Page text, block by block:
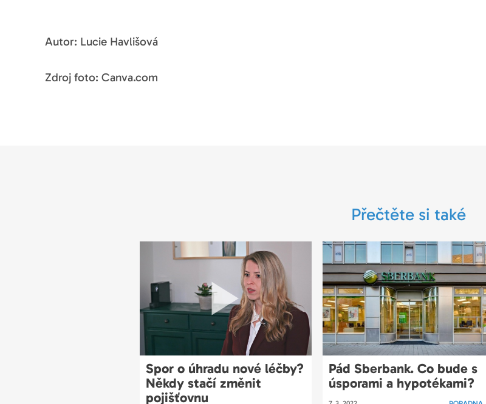
Autor: Lucie Havlišová
Zdroj foto: Canva.com
Přečtěte si také
Spor o úhradu nové léčby?
Někdy stačí změnit
pojišťovnu
Pád Sberbank. Co bude s
úsporami a hypotékami?